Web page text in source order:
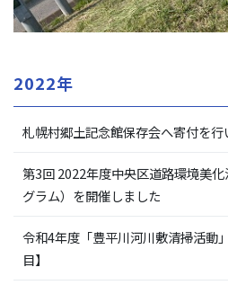
2022年
札幌村郷土記念館保存会へ寄付を行
第3回 2022年度中央区道路環境美
グラム）を開催しました
令和4年度「豊平川河川敷清掃活動
目】